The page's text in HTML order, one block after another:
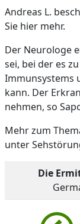
Andreas L.
Sie hier mehr.
Der Neurologe
sei, bei der es
Immunsystems
kann. Der
nehmen, so
Mehr zum
unter
Die